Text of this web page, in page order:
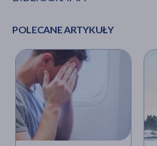
granice Rzeczypospolitej
indywidualnych pacjentów
[online] https://
w-sprawie-przewozu-
rzeczypospolitej-oraz-
indywidualnych-pacjentow
Netzer N.C., Jaekel H., Popp
M., Eisendle F., Turner R.,
POLECANE ARTYKUŁY